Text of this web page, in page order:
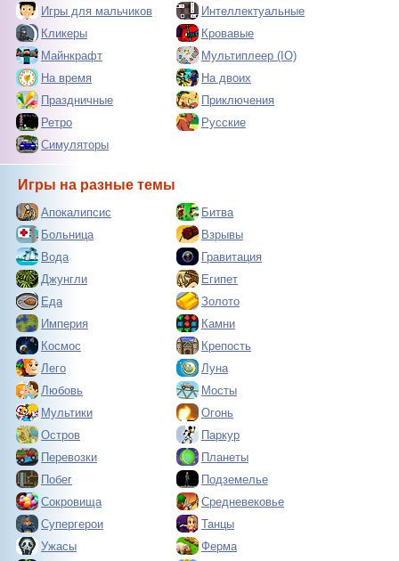
Игры для мальчиков
Интеллектуальные
Кликеры
Кровавые
Майнкрафт
Мультиплеер (IO)
На время
На двоих
Праздничные
Приключения
Ретро
Русские
Симуляторы
Игры на разные темы
Апокалипсис
Битва
Больница
Взрывы
Вода
Гравитация
Джунгли
Египет
Еда
Золото
Империя
Камни
Космос
Крепость
Лего
Луна
Любовь
Мосты
Мультики
Огонь
Остров
Паркур
Перевозки
Планеты
Побег
Подземелье
Сокровища
Средневековье
Супергерои
Танцы
Ужасы
Ферма